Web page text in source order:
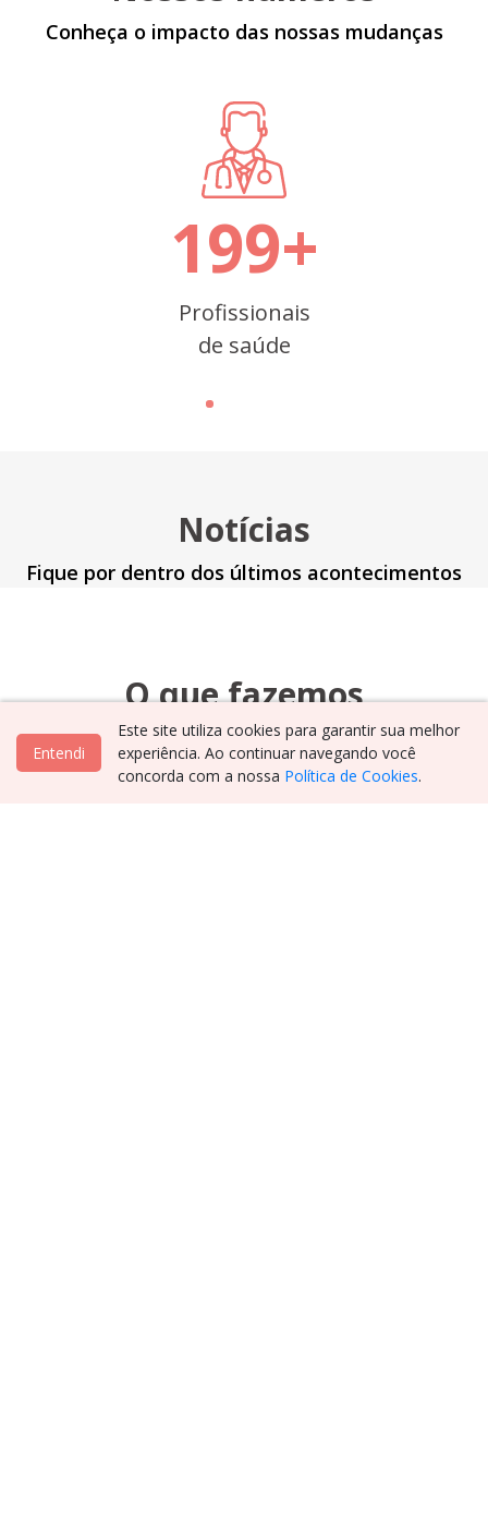
Conheça o impacto das nossas mudanças
199+
Profissionais
de saúde
Notícias
Fique por dentro dos últimos acontecimentos
O que fazemos
Conheça nossas soluções para sua empresa
Entendi
Este site utiliza cookies para garantir sua melhor
experiência. Ao continuar navegando você
concorda com a nossa Política de Cookies.